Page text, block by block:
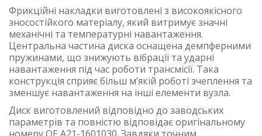
Фрикційні накладки виготовлені з високоякісного
зносостійкого матеріалу, який витримує значні
механічні та температурні навантаження.
Центральна частина диска оснащена демпферними
пружинами, що знижують вібрації та ударні
навантаження під час роботи трансмісії. Така
конструкція сприяє більш м’якій роботі зчеплення та
зменшує навантаження на інші елементи вузла.
Диск виготовлений відповідно до заводських
параметрів та повністю відповідає оригінальному